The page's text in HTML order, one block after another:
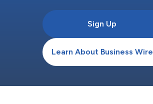
Sign Up
Learn About Business Wire